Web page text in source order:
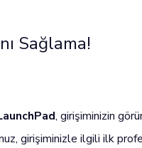
Sağlama!
, girişiminizin
girişiminizle ilgili ilk